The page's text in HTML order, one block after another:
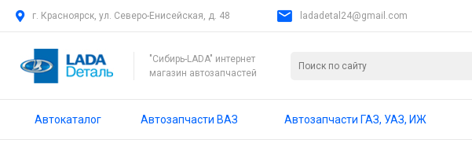
г. Красноярск, ул. Северо-Енисейская, д. 48 ladadetal24@gmail.com
"Сибирь-LADA" интернет
магазин автозапчастей
Автокаталог Автозапчасти ВАЗ Автозапчасти ГАЗ, УАЗ, ИЖ